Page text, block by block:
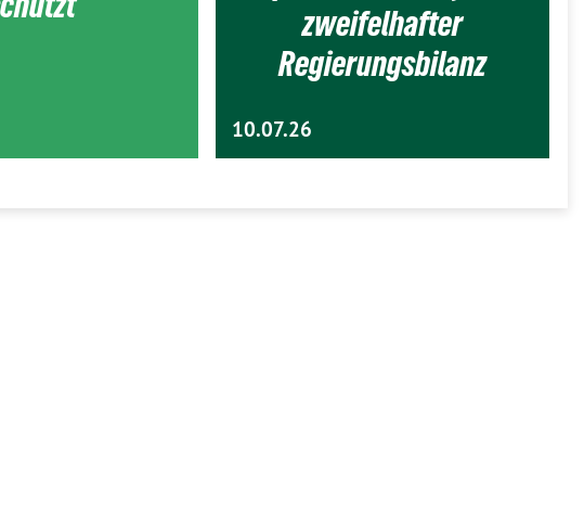
zweifelhafter
Regierungsbilanz
10.07.26